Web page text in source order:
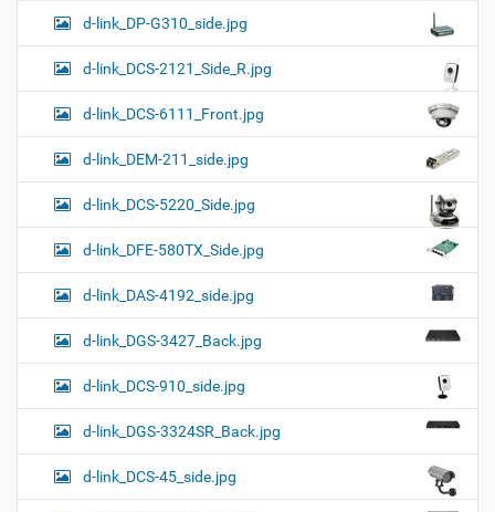
d-link_DP-G310_side.jpg
d-link_DCS-2121_Side_R.jpg
d-link_DCS-6111_Front.jpg
d-link_DEM-211_side.jpg
d-link_DCS-5220_Side.jpg
d-link_DFE-580TX_Side.jpg
d-link_DAS-4192_side.jpg
d-link_DGS-3427_Back.jpg
d-link_DCS-910_side.jpg
d-link_DGS-3324SR_Back.jpg
d-link_DCS-45_side.jpg